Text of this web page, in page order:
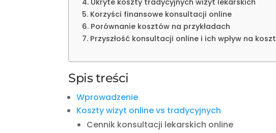
4. Ukryte koszty tradycyjnych wizyt lekarskich
5. Korzyści finansowe konsultacji online
6. Porównanie kosztów na przykładach
7. Przyszłość konsultacji online i ich wpływ na
Spis treści
Wprowadzenie
Koszty wizyt online vs tradycyjnych
Cennik konsultacji lekarskich online